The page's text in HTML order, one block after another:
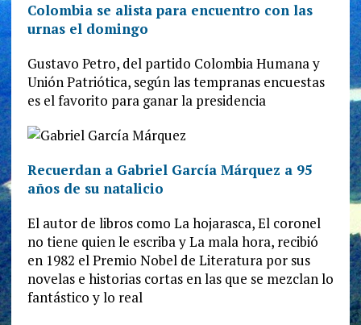
Colombia se alista para encuentro con las
urnas el domingo
Gustavo Petro, del partido Colombia Humana y
Unión Patriótica, según las tempranas encuestas
es el favorito para ganar la presidencia
Recuerdan a Gabriel García Márquez a 95
años de su natalicio
El autor de libros como La hojarasca, El coronel
no tiene quien le escriba y La mala hora, recibió
en 1982 el Premio Nobel de Literatura por sus
novelas e historias cortas en las que se mezclan lo
fantástico y lo real